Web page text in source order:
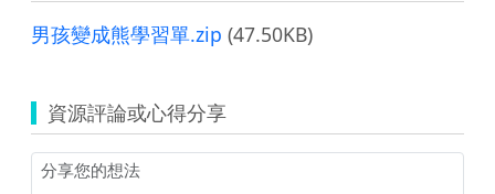
男孩變成熊學習單.zip (47.50KB)
資源評論或心得分享